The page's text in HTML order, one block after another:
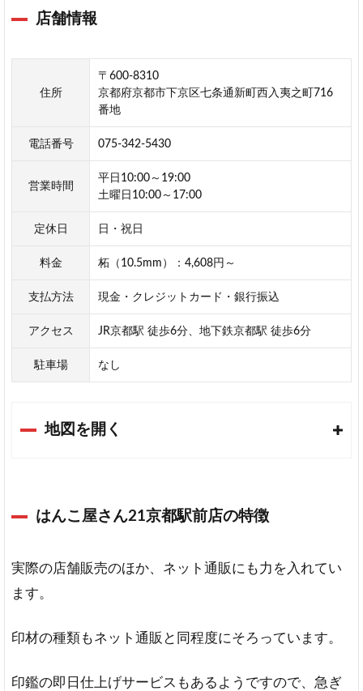
ニ
ッ
ト
京
都
ヨ
ド
バ
シ
店
第
印
肥
田
弘
文
堂
ラ
チ
ア
京
店舗情報
住所
〒600-8310
京都府京都市下京区七条通新町西入夷之町716
番地
電話番号 075-342-5430
営業時間
平日10:00～19:00
土曜日10:00～17:00
定休日 日・祝日
料金 柘（10.5mm）：4,608円～
支払方法 現金・クレジットカード・銀行振込
アクセス JR京都駅 徒歩6分、地下鉄京都駅 徒歩6分
駐車場 なし
地図を開く
はんこ屋さん21京都駅前店の特徴
実際の店舗販売のほか、ネット通販にも力を入れてい
ます。
印材の種類もネット通販と同程度にそろっています。
印鑑の即日仕上げサービスもあるようですので、急ぎ